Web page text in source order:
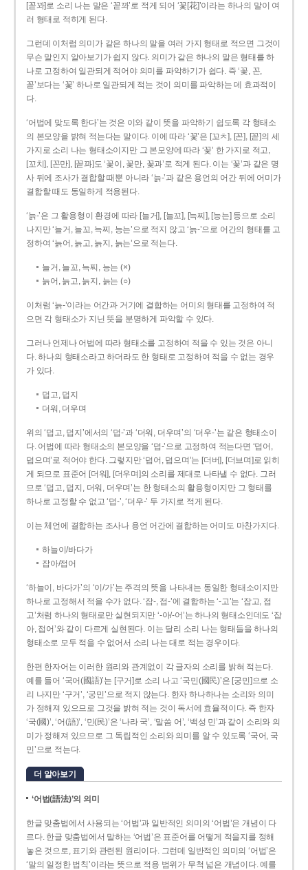
[꼳꽈]로 소리 나는 말은 ‘꼳꽈’로 적게 되어 ‘꽃[花]’이라는 하나의 말이 여
러 형태로 적히게 된다.
그런데 이처럼 의미가 같은 하나의 말을 여러 가지 형태로 적으면 그것이
무슨 말인지 알아보기가 쉽지 않다. 의미가 같은 하나의 말은 형태를 하
나로 고정하여 일관되게 적어야 의미를 파악하기가 쉽다. 즉 ‘꽃, 꼰,
꼳’보다는 ‘꽃’ 하나로 일관되게 적는 것이 의미를 파악하는 데 효과적이
다.
‘어법에 맞도록 한다’는 것은 이와 같이 뜻을 파악하기 쉽도록 각 형태소
의 본모양을 밝혀 적는다는 말이다. 이에 따라 ‘꽃’은 [꼬ㅊ], [꼰], [꼳]의 세
가지로 소리 나는 형태소이지만 그 본모양에 따라 ‘꽃’ 한 가지로 적고,
[꼬치], [꼰만], [꼳꽈]도 ‘꽃이, 꽃만, 꽃과’로 적게 된다. 이는 ‘꽃’과 같은 명
사 뒤에 조사가 결합할 때뿐 아니라 ‘늙-’과 같은 용언의 어간 뒤에 어미가
결합할 때도 동일하게 적용된다.
‘늙-’은 그 활용형이 환경에 따라 [늘거], [늘꼬], [늑찌], [능는] 등으로 소리
나지만 ‘늘거, 늘꼬, 늑찌, 능는’으로 적지 않고 ‘늙-’으로 어간의 형태를 고
정하여 ‘늙어, 늙고, 늙지, 늙는’으로 적는다.
늘거, 늘꼬, 늑찌, 능는 (×)
늙어, 늙고, 늙지, 늙는 (○)
이처럼 ‘늙-­’이라는 어간과 거기에 결합하는 어미의 형태를 고정하여 적
으면 각 형태소가 지닌 뜻을 분명하게 파악할 수 있다.
그러나 언제나 어법에 따라 형태소를 고정하여 적을 수 있는 것은 아니
다. 하나의 형태소라고 하더라도 한 형태로 고정하여 적을 수 없는 경우
가 있다.
덥고, 덥지
더워, 더우며
위의 ‘덥고, 덥지’에서의 ‘덥-­’과 ‘더워, 더우며’의 ‘더우-­’는 같은 형태소이
다. 어법에 따라 형태소의 본모양을 ‘덥-­’으로 고정하여 적는다면 ‘덥어,
덥으며’로 적어야 한다. 그렇지만 ‘덥어, 덥으며’는 [더버], [더브며]로 읽히
게 되므로 표준어 [더워], [더우며]의 소리를 제대로 나타낼 수 없다. 그러
므로 ‘덥고, 덥지, 더워, 더우며’는 한 형태소의 활용형이지만 그 형태를
하나로 고정할 수 없고 ‘덥-’, ‘더우-’ 두 가지로 적게 된다.
이는 체언에 결합하는 조사나 용언 어간에 결합하는 어미도 마찬가지다.
하늘이/바다가
잡아/접어
‘하늘이, 바다가’의 ‘이/가’는 주격의 뜻을 나타내는 동일한 형태소이지만
하나로 고정해서 적을 수가 없다. ‘잡-, 접-’에 결합하는 ‘-고’는 ‘잡고, 접
고’처럼 하나의 형태로만 실현되지만 ‘-아/-어’는 하나의 형태소인데도 ‘잡
아, 접어’와 같이 다르게 실현된다. 이는 달리 소리 나는 형태들을 하나의
형태소로 모두 적을 수 없어서 소리 나는 대로 적는 경우이다.
한편 한자어는 이러한 원리와 관계없이 각 글자의 소리를 밝혀 적는다.
예를 들어 ‘국어(國語)’는 [구거]로 소리 나고 ‘국민(國民)’은 [궁민]으로 소
리 나지만 ‘구거’, ‘궁민’으로 적지 않는다. 한자 하나하나는 소리와 의미
가 정해져 있으므로 그것을 밝혀 적는 것이 독서에 효율적이다. 즉 한자
‘국(國)’, ‘어(語)’, ‘민(民)’은 ‘나라 국’, ‘말씀 어’, ‘백성 민’과 같이 소리와 의
미가 정해져 있으므로 그 독립적인 소리와 의미를 알 수 있도록 ‘국어, 국
민’으로 적는다.
더 알아보기
‘어법(語法)’의 의미
한글 맞춤법에서 사용되는 ‘어법’과 일반적인 의미의 ‘어법’은 개념이 다
르다. 한글 맞춤법에서 말하는 ‘어법’은 표준어를 어떻게 적을지를 정해
놓은 것으로, 표기와 관련된 원리이다. 그런데 일반적인 의미의 ‘어법’은
‘말의 일정한 법칙’이라는 뜻으로 적용 범위가 무척 넓은 개념이다. 예를